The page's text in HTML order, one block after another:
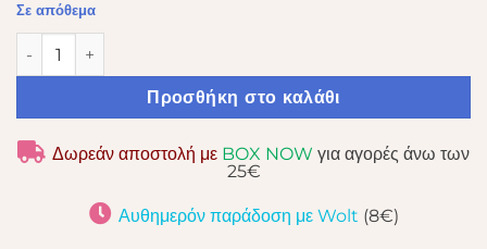
Σε απόθεμα
70GERTE LEDER-GRIEFF MIT HANDLAUF 67CM ποσότητα
Προσθήκη στο καλάθι
Δωρεάν αποστολή με BOX NOW για αγορές άνω των
25€
Αυθημερόν παράδοση με Wolt (8€)